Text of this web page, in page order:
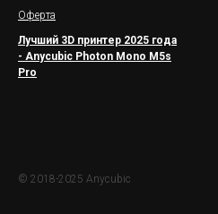
Оферта
Лучший 3D принтер 2025 года
- Anycubic Photon Mono M5s
Pro
© 2018-2025 Anycubic